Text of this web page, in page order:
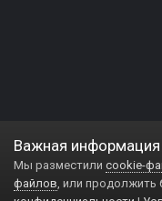
Важная информация
Мы разместили cookie-
файлов, или продолжить